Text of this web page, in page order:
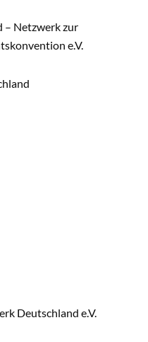
– Netzwerk zur
e.V.
Deutschland e.V.